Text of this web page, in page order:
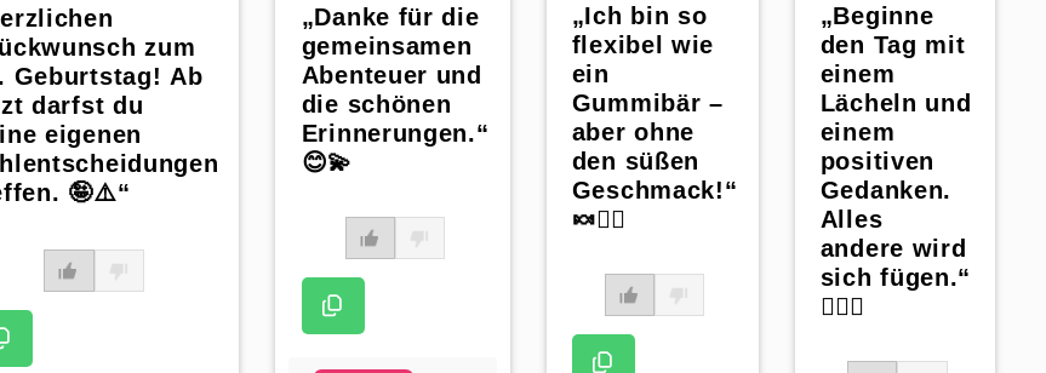
zum
Geburtstag! Ab
darfst du
eigenen
🤪⚠️“
„Danke für die
gemeinsamen
Abenteuer und
die schönen
Erinnerungen.“
😊💫
„Ich bin so
flexibel wie
ein
Gummibär –
aber ohne
den süßen
Geschmack!“
🍬🧘‍♀️
„Beginne
den Tag mit
einem
Lächeln und
einem
positiven
Gedanken.
Alles
andere wird
sich fügen.“
🙋🏼‍♀️